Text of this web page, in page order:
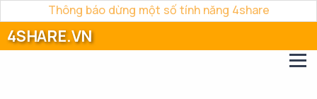
Thông báo dừng một số tính năng 4share
4SHARE.VN